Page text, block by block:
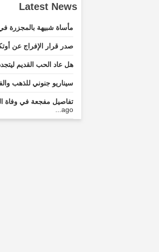
Latest News
مأساة شبيهة بالمجزرة في الجزائر: 6
صدر قرار الإفراج عن
هل عاد الحب القديم
سيناريو جنوني للذهب
تفاصيل مفجعة في وفاة
ago...